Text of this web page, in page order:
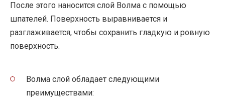
После этого наносится слой Волма с помощью
шпателей. Поверхность выравнивается и
разглаживается, чтобы сохранить гладкую и ровную
поверхность.
Волма слой обладает следующими
преимуществами: